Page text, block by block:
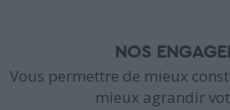
NOS
Vous permettre de mieux
mieux agrandir